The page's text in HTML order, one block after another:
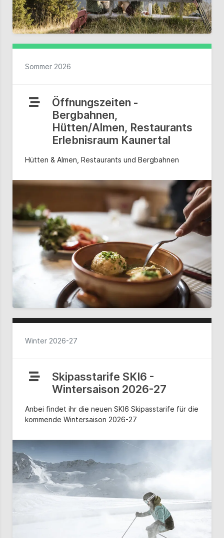
Sommer 2026
Öffnungszeiten -
Bergbahnen,
Hütten/Almen, Restaurants
Erlebnisraum Kaunertal
Hütten & Almen, Restaurants und Bergbahnen
Winter 2026-27
Skipasstarife SKI6 -
Wintersaison 2026-27
Anbei findet ihr die neuen SKI6 Skipasstarife für die
kommende Wintersaison 2026-27